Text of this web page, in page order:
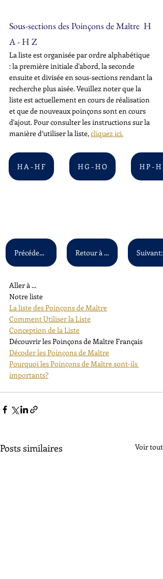
Sous-sections des Poinçons de Maître  H
A - H Z
La liste est organisée par ordre alphabétique
: la première initiale d'abord, la seconde
ensuite et divisée en sous-sections rendant la
recherche plus aisée. Veuillez noter que la
liste est actuellement en cours de réalisation
et que de nouveaux poinçons sont en cours
d'ajout. Pour consulter les instructions sur la
manière d’utiliser la liste, cliquez ici.
H A - H F H G - H O H P - H Z
Précédent: G A - G Z Retour à la liste principale
Aller à ...
Notre liste
La liste des Poinçons de Maître
Comment Utiliser la Liste
Conception de la Liste
Découvrir les Poinçons de Maître Français
Décoder les Poinçons de Maître
Pourquoi les Poinçons de Maître sont-ils
importants?
Posts similaires Voir tout